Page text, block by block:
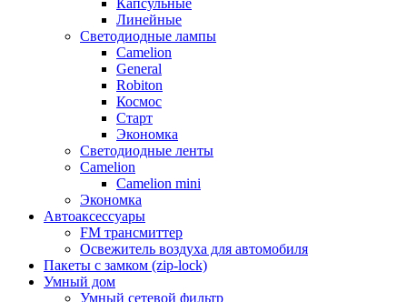
Капсульные
Линейные
Светодиодные лампы
Camelion
General
Robiton
Космос
Старт
Экономка
Светодиодные ленты
Camelion
Camelion mini
Экономка
Автоаксессуары
FM трансмиттер
Освежитель воздуха для автомобиля
Пакеты с замком (zip-lock)
Умный дом
Умный сетевой фильтр